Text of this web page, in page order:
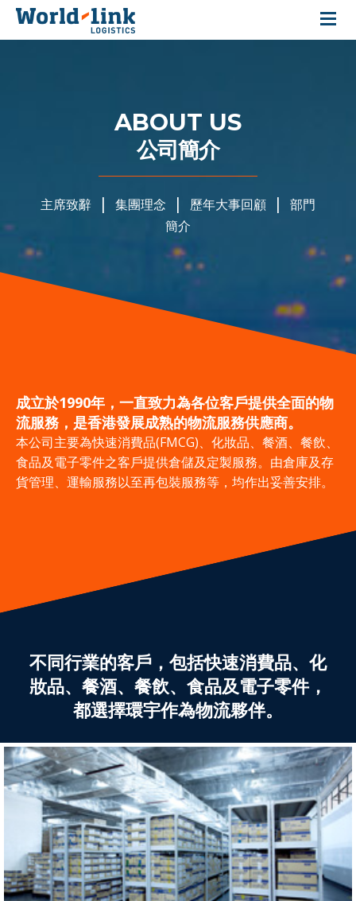
業務範疇
倉庫概覽
推薦及獎項
投資者關係
聯絡我們
ENG
ABOUT US
公司簡介
主席致辭 | 集團理念 | 歷年大事回顧 |
部門
簡介
成立於1990年，一直致力為各位客戶提供全面的物
流服務，是香港發展成熟的物流服務供應商。
本公司主要為快速消費品(FMCG)、化妝品、餐酒、餐飲、
食品及電子零件之客戶提供倉儲及定製服務。由倉庫及存
貨管理、運輸服務以至再包裝服務等，均作出妥善安排。
不同行業的客戶，包括快速消費品、化
妝品、餐酒、餐飲、食品及電子零件，
都選擇環宇作為物流夥伴。